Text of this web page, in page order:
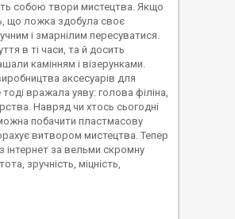
собою твори мистецтва. Якщо
що ложка здобула своє
і змарнілим пересуватися.
в ті часи, та й досить
камінням і візерунками.
аксесуарів для
вражала уяву: голова філіна,
Навряд чи хтось сьогодні
побачити пластмасову
витвором мистецтва. Тепер
інтернет за вельми скромну
зручність, міцність,